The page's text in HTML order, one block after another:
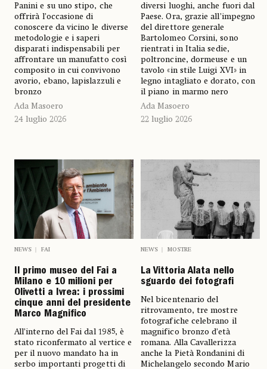
Panini e su uno stipo, che
offrirà l’occasione di
conoscere da vicino le diverse
metodologie e i saperi
disparati indispensabili per
affrontare un manufatto così
composito in cui convivono
avorio, ebano, lapislazzuli e
bronzo
Ada Masoero
24 luglio 2026
diversi luoghi, anche fuori dal
Paese. Ora, grazie all’impegno
del direttore generale
Bartolomeo Corsini, sono
rientrati in Italia sedie,
poltroncine, dormeuse e un
tavolo «in stile Luigi XVI» in
legno intagliato e dorato, con
il piano in marmo nero
Ada Masoero
22 luglio 2026
NEWS FAI
Il primo museo del Fai a
Milano e 10 milioni per
Olivetti a Ivrea: i prossimi
cinque anni del presidente
Marco Magnifico
All’interno del Fai dal 1985, è
stato riconfermato al vertice e
per il nuovo mandato ha in
serbo importanti progetti di
NEWS MOSTRE
La Vittoria Alata nello
sguardo dei fotografi
Nel bicentenario del
ritrovamento, tre mostre
fotografiche celebrano il
magnifico bronzo d’età
romana. Alla Cavallerizza
anche la Pietà Rondanini di
Michelangelo secondo Mario